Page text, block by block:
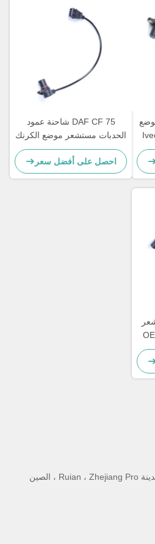
DAF CF 75 شاحنة عمود
الحدبات مستشعر موضع الكرنك
OEM 1365738 0281002408
احصل على أفضل سعر
منطقة Xi'ao الصناعية ، مدينة Ruian ، Zhejiang Pro ، الصين